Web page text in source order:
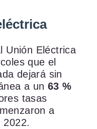
Unión Eléctrica
que el
dejará sin
a un 63 %
tasas
a
2022.